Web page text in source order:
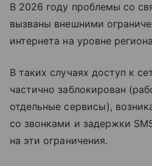
В 2026 году проблемы со
вызваны внешними
интернета на уровне
В таких случаях доступ к
частично заблокирован
отдельные сервисы),
со звонками и задержки
на эти ограничения.